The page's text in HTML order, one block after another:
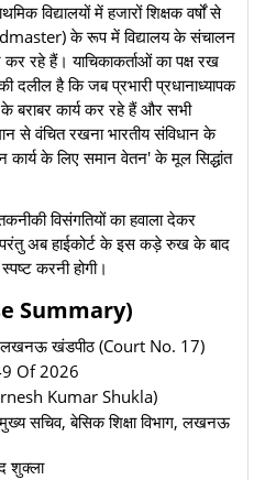
विद्यालयों में हजारों शिक्षक वर्षों से
के रूप में विद्यालय के संचालन
कर रहे हैं। याचिकाकर्ताओं का पक्ष रख
दलील है कि जब प्रभारी प्रधानाध्यापक
बराबर कार्य कर रहे हैं और सभी
से वंचित रखना भारतीय संविधान के
के लिए समान वेतन' के मूल सिद्धांत
विसंगतियों का हवाला देकर
अब हाईकोर्ट के इस कड़े रुख के बाद
करनी होगी।
Summary)
लखनऊ खंडपीठ (Court No. 17)
Of 2026
Kumar Shukla)
मुख्य सचिव, बेसिक शिक्षा विभाग, लखनऊ
शुक्ला